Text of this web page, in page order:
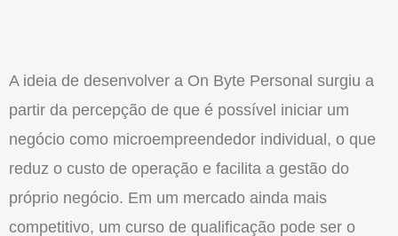
A ideia de desenvolver a On Byte Personal surgiu a
partir da percepção de que é possível iniciar um
negócio como microempreendedor individual, o que
reduz o custo de operação e facilita a gestão do
próprio negócio. Em um mercado ainda mais
competitivo, um curso de qualificação pode ser o